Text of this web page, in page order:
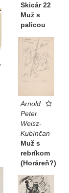
Skicár 22
Muž s
palicou
Arnold
Peter
Weisz-
Kubínčan
Muž s
rebríkom
(Horáreň?)